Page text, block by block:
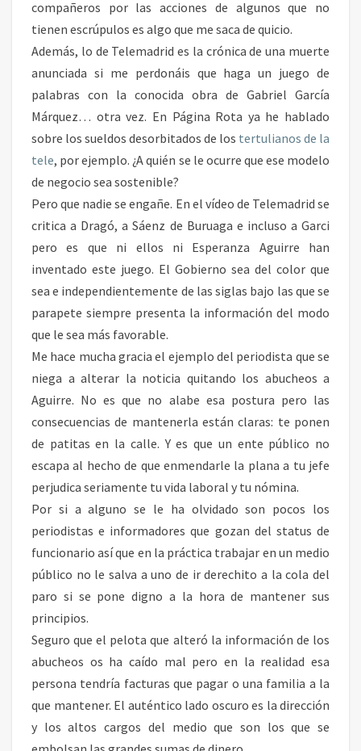
compañeros por las acciones de algunos que no
tienen escrúpulos es algo que me saca de quicio.
Además, lo de Telemadrid es la crónica de una muerte
anunciada si me perdonáis que haga un juego de
palabras con la conocida obra de Gabriel García
Márquez… otra vez. En Página Rota ya he hablado
sobre los sueldos desorbitados de los tertulianos de la
tele, por ejemplo. ¿A quién se le ocurre que ese modelo
de negocio sea sostenible?
Pero que nadie se engañe. En el vídeo de Telemadrid se
critica a Dragó, a Sáenz de Buruaga e incluso a Garci
pero es que ni ellos ni Esperanza Aguirre han
inventado este juego. El Gobierno sea del color que
sea e independientemente de las siglas bajo las que se
parapete siempre presenta la información del modo
que le sea más favorable.
Me hace mucha gracia el ejemplo del periodista que se
niega a alterar la noticia quitando los abucheos a
Aguirre. No es que no alabe esa postura pero las
consecuencias de mantenerla están claras: te ponen
de patitas en la calle. Y es que un ente público no
escapa al hecho de que enmendarle la plana a tu jefe
perjudica seriamente tu vida laboral y tu nómina.
Por si a alguno se le ha olvidado son pocos los
periodistas e informadores que gozan del status de
funcionario así que en la práctica trabajar en un medio
público no le salva a uno de ir derechito a la cola del
paro si se pone digno a la hora de mantener sus
principios.
Seguro que el pelota que alteró la información de los
abucheos os ha caído mal pero en la realidad esa
persona tendría facturas que pagar o una familia a la
que mantener. El auténtico lado oscuro es la dirección
y los altos cargos del medio que son los que se